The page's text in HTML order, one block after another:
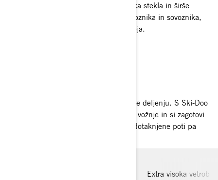
Pametno oblikovana visoka vetrobranska stekla in širše
stranske plošče usmerjajo veter okoli voznika in sovoznika,
kar ustvarja vaš osebni mehurček udobja.
Najboljše izkušnje pozimi so namenjene deljenju. S Ski-Doo
Grand Touring se lahko vsakdo udeleži vožnje in si zagotovi
spomine na dih jemajoče razglede, nedotaknjene poti pa
Extra visoka